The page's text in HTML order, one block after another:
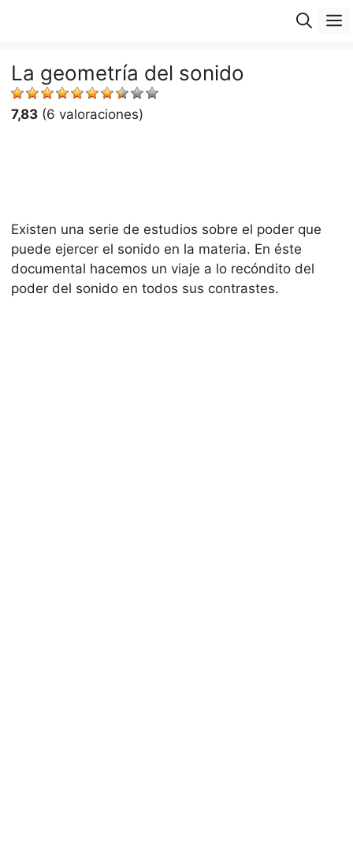
La geometría del sonido
7,83 (6 valoraciones)
Existen una serie de estudios sobre el poder que
puede ejercer el sonido en la materia. En éste
documental hacemos un viaje a lo recóndito del
poder del sonido en todos sus contrastes.